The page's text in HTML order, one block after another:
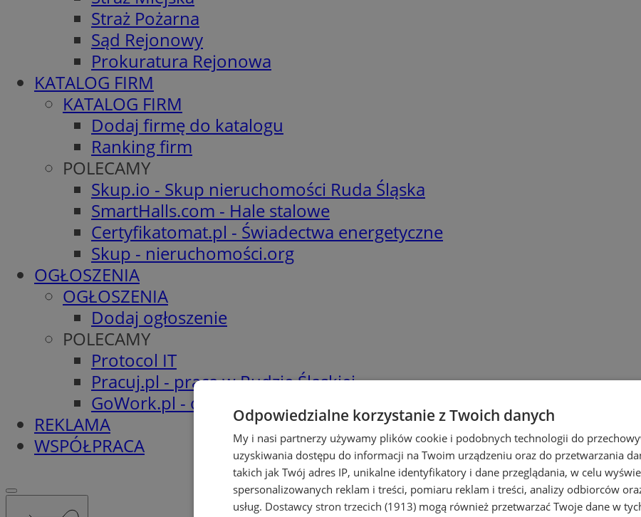
Straż Pożarna
Sąd Rejonowy
Prokuratura Rejonowa
KATALOG FIRM
KATALOG FIRM
Dodaj firmę do katalogu
Ranking firm
POLECAMY
Skup.io - Skup nieruchomości Ruda Śląska
SmartHalls.com - Hale stalowe
Certyfikatomat.pl - Świadectwa energetyczne
Skup - nieruchomości.org
OGŁOSZENIA
OGŁOSZENIA
Dodaj ogłoszenie
POLECAMY
Protocol IT
Pracuj.pl - praca w Rudzie Śląskiej
GoWork.pl - oferty pracy
REKLAMA
WSPÓŁPRACA
Odpowiedzialne korzystanie z Twoich danych
My i nasi partnerzy używamy plików cookie i podobnych technologii do
uzyskiwania dostępu do informacji na Twoim urządzeniu oraz do przetwarzania
takich jak Twój adres IP, unikalne identyfikatory i dane przeglądania, w celu
spersonalizowanych reklam i treści, pomiaru reklam i treści, analizy odbiorców
usług. Dostawcy stron trzecich (1913) mogą również przetwarzać Twoje dane w